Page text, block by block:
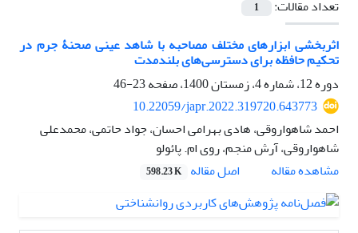
تعداد مقالات:
1
اثربخشی ابزارهای مختلف مصاحبه با شاهد عینی صحنۀ جرم در
تحکیم حافظه برای دسترسی‌های بلندمدت
دوره 12، شماره 4، زمستان 1400، صفحه
23-46
10.22059/japr.2022.319720.643773
احمد شاهواروقی، هادی بهرامی احسان، جواد حاتمی، محمدعلی
شاهواروقی، آرش منجم، روی ام. پائولو
مشاهده مقاله
اصل مقاله 598.23 K